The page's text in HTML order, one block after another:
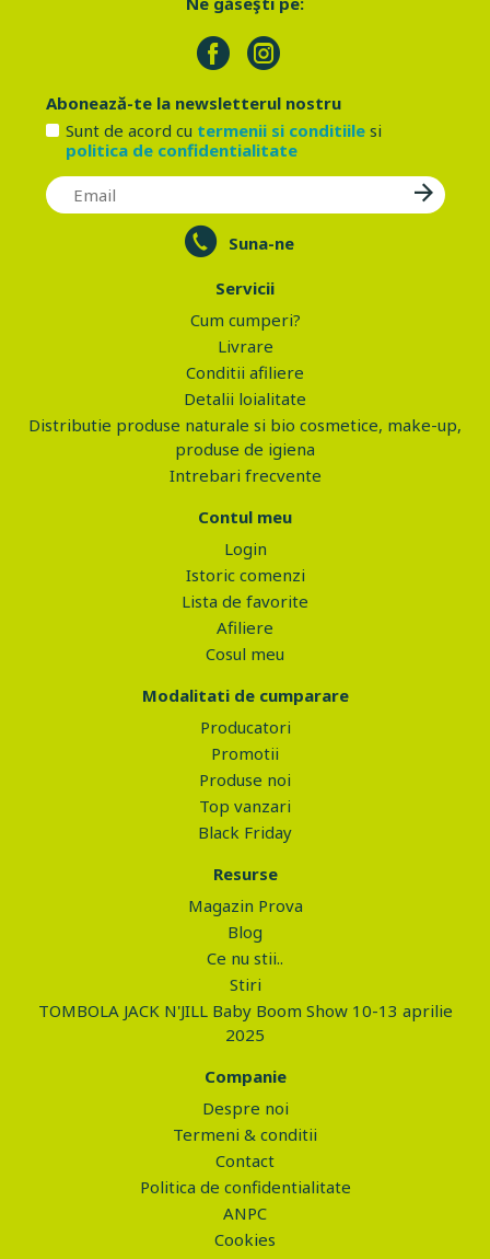
Abonează-te la newsletterul nostru
Sunt de acord cu termenii si conditiilesi
politica de confidentialitate
Suna-ne
Servicii
Cum cumperi?
Livrare
Conditii afiliere
Detalii loialitate
Distributie produse naturale si bio cosmetice, make-up,
produse de igiena
Intrebari frecvente
Contul meu
Login
Istoric comenzi
Lista de favorite
Afiliere
Cosul meu
Modalitati de cumparare
Producatori
Promotii
Produse noi
Top vanzari
Black Friday
Resurse
Magazin Prova
Blog
Ce nu stii..
Stiri
TOMBOLA JACK N'JILL Baby Boom Show 10-13 aprilie
2025
Companie
Despre noi
Termeni & conditii
Contact
Politica de confidentialitate
ANPC
Cookies